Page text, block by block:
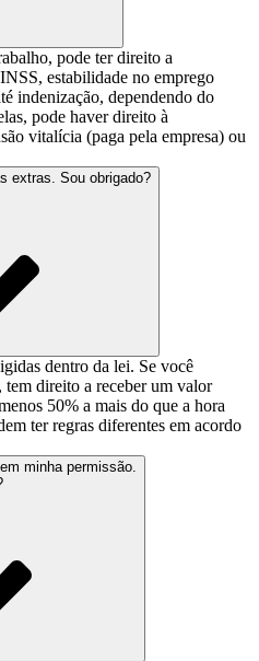
pode ter direito a
estabilidade no emprego
indenização, dependendo do
pode haver direito à
vitalícia (paga pela empresa) ou
extras. Sou obrigado?
dentro da lei. Se você
direito a receber um valor
50% a mais do que a hora
ter regras diferentes em acordo
minha permissão.